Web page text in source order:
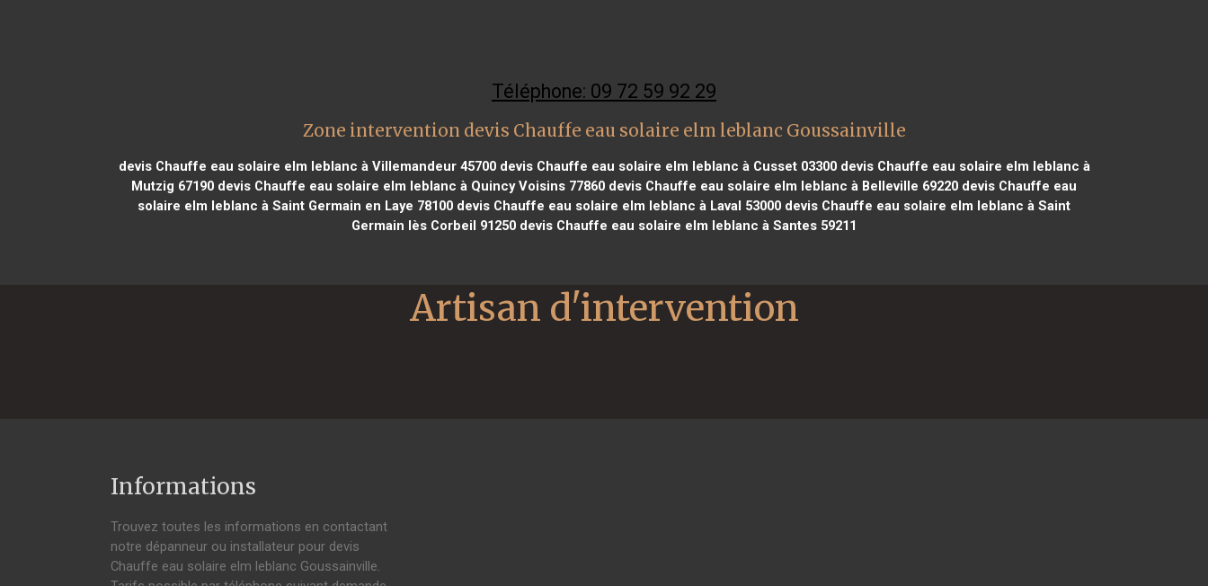
Téléphone: 09 72 59 92 29
Zone intervention devis Chauffe eau solaire elm leblanc Goussainville
devis Chauffe eau solaire elm leblanc à Villemandeur 45700devis Chauffe eau solaire elm leblanc à Cusset 03300devis Chauffe eau solaire elm leblanc à
Mutzig 67190 devis Chauffe eau solaire elm leblanc à Quincy Voisins 77860 devis Chauffe eau solaire elm leblanc à Belleville 69220 devis Chauffe eau
solaire elm leblanc à Saint Germain en Laye 78100 devis Chauffe eau solaire elm leblanc à Laval 53000 devis Chauffe eau solaire elm leblanc à Saint
Germain lès Corbeil 91250 devis Chauffe eau solaire elm leblanc à Santes 59211
Informations
Trouvez toutes les informations en contactant
notre dépanneur ou installateur pour devis
Chauffe eau solaire elm leblanc Goussainville.
Artisan d'intervention